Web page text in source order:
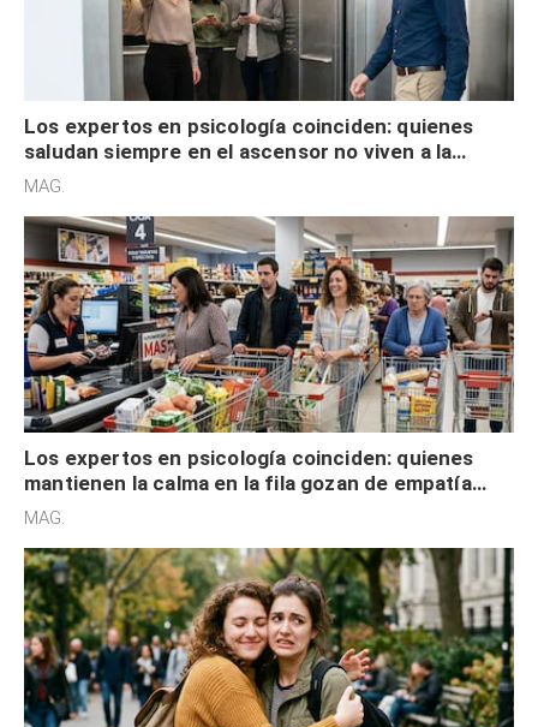
Los expertos en psicología coinciden: quienes
saludan siempre en el ascensor no viven a la
defensiva y tienen apertura social
MAG.
Los expertos en psicología coinciden: quienes
mantienen la calma en la fila gozan de empatía
cognitiva, gratitud y no solo tienen autocontrol
MAG.